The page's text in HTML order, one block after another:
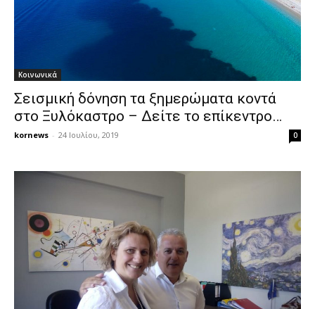
Κοινωνικά
Σεισμική δόνηση τα ξημερώματα κοντά
στο Ξυλόκαστρο – Δείτε το επίκεντρο…
kornews - 24 Ιουλίου, 2019 0